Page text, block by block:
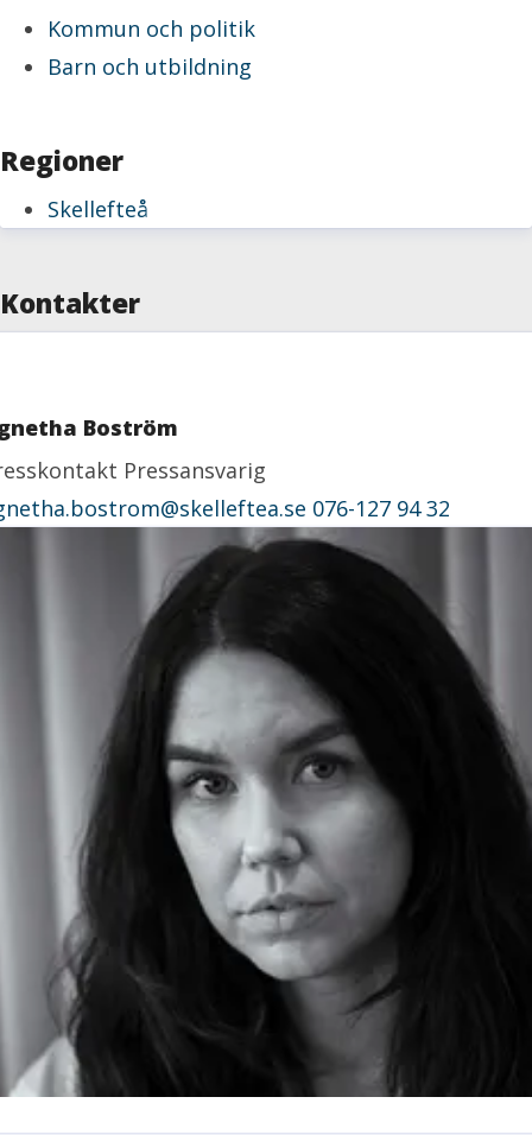
Kommun och politik
Barn och utbildning
Regioner
Skellefteå
Kontakter
Boström
Pressansvarig
076-127 94 32